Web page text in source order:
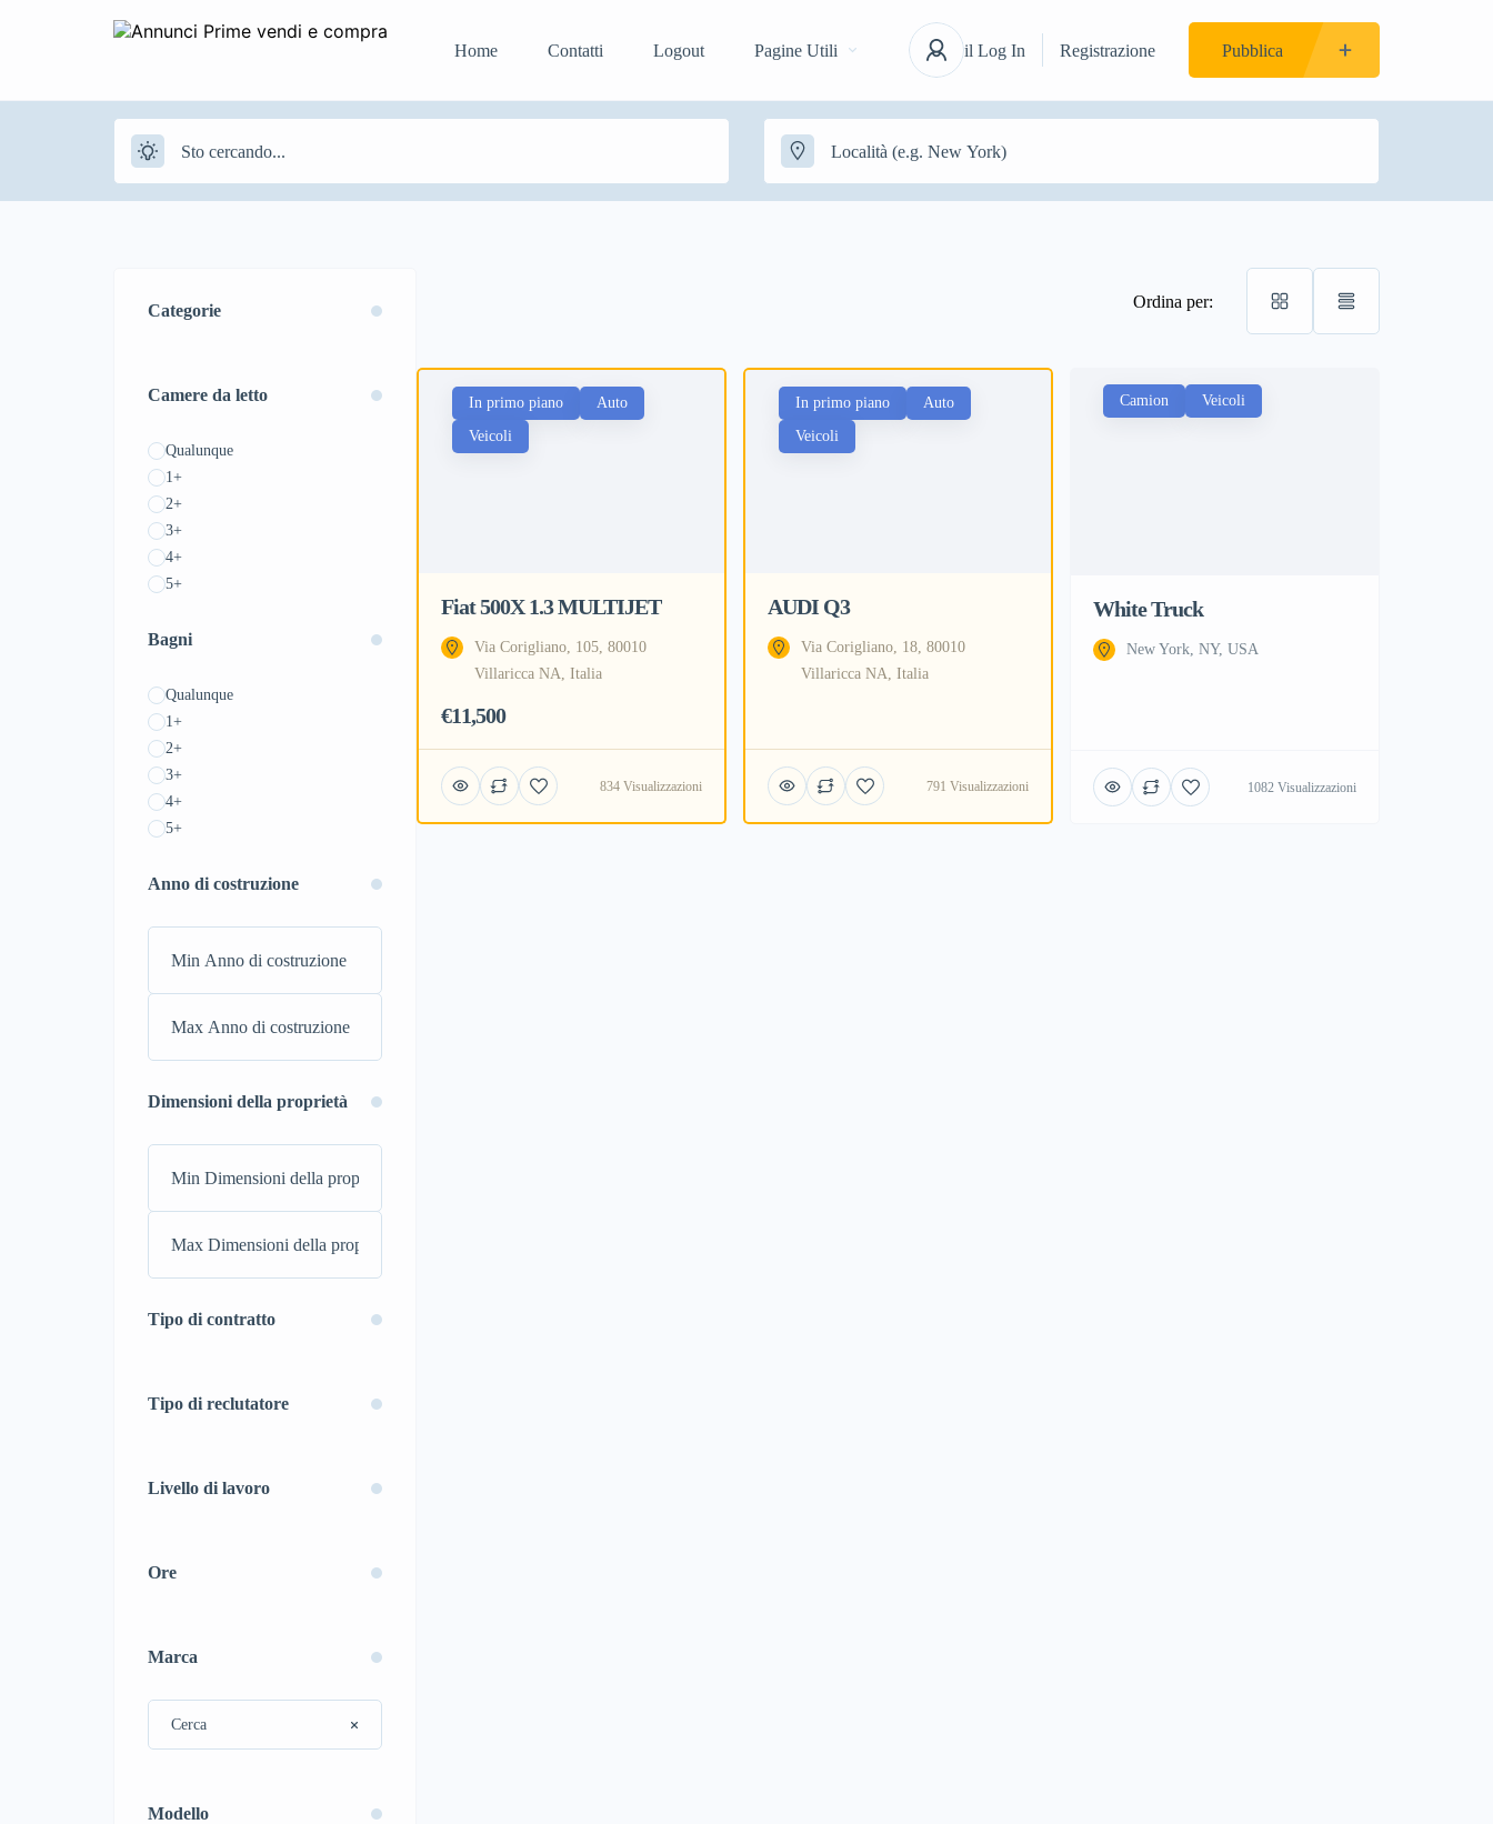
Home Contatti Logout Pagine Utili il Log In Registrazione Pubblica
Categorie
Camere da letto
Qualunque
1+
2+
3+
4+
5+
Bagni
Qualunque
1+
2+
3+
4+
5+
Anno di costruzione
Dimensioni della proprietà
Tipo di contratto
Tipo di reclutatore
Livello di lavoro
Ore
Marca
Modello
Ordina per:
In primo piano
Auto
Veicoli
Fiat 500X 1.3 MULTIJET
Via Corigliano, 105, 80010
Villaricca NA, Italia
€11,500
834 Visualizzazioni
In primo piano
Auto
Veicoli
AUDI Q3
Via Corigliano, 18, 80010
Villaricca NA, Italia
791 Visualizzazioni
Camion Veicoli
White Truck
New York, NY, USA
1082 Visualizzazioni